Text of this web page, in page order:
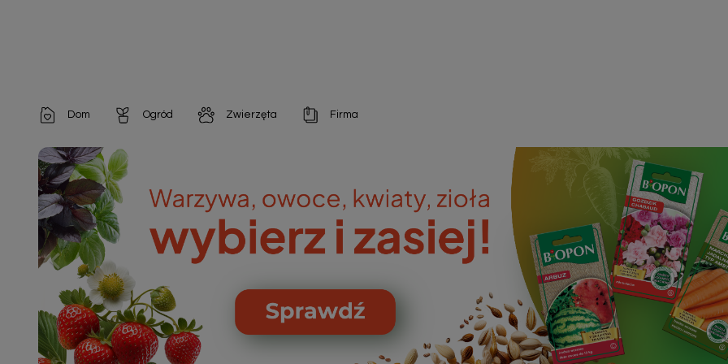
Dom
Artykuły dekoracyjne
Artykuły do pielęgnacji
Artykuły gospodarstwa domowego
Artykuły higieniczne
Artykuły jednorazowe
Artykuły opakowaniowe
Chemia gospodarcza
Ogród
Chemia do architektury ogrodowej
Chemia do oczek wodnych
Doniczki i pojemniki
Odstraszacze owadów
Odstraszacze zwierząt
Nawozy i preparaty
Narzędzia ogrodnicze
Nasiona
Zwierzęta
Karmy i Przekąski dla Kotów
Chusteczki nawilżane
Zobacz wszystkie
Firma
Artykuły opakowaniowe
